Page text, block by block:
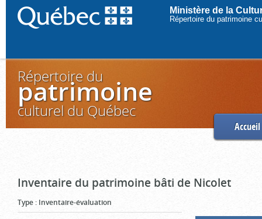
Ministère de la
Répertoire du patrimoine
Répertoire du
patrimoine
culturel du Québec
Accueil
Inventaire du patrimoine bâti de Nicolet
Type : Inventaire-évaluation